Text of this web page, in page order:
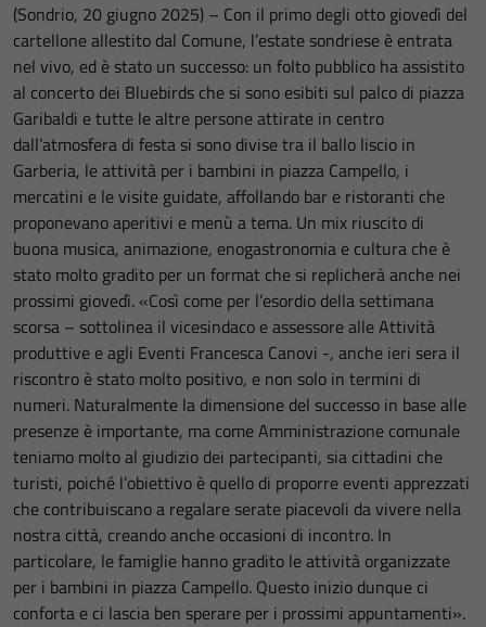
(Sondrio, 20 giugno 2025) – Con il primo degli otto giovedì del
cartellone allestito dal Comune, l’estate sondriese è entrata
nel vivo, ed è stato un successo: un folto pubblico ha assistito
al concerto dei Bluebirds che si sono esibiti sul palco di piazza
Garibaldi e tutte le altre persone attirate in centro
dall’atmosfera di festa si sono divise tra il ballo liscio in
Garberia, le attività per i bambini in piazza Campello, i
mercatini e le visite guidate, affollando bar e ristoranti che
proponevano aperitivi e menù a tema. Un mix riuscito di
buona musica, animazione, enogastronomia e cultura che è
stato molto gradito per un format che si replicherà anche nei
prossimi giovedì. «Così come per l’esordio della settimana
scorsa – sottolinea il vicesindaco e assessore alle Attività
produttive e agli Eventi Francesca Canovi -, anche ieri sera il
riscontro è stato molto positivo, e non solo in termini di
numeri. Naturalmente la dimensione del successo in base alle
presenze è importante, ma come Amministrazione comunale
teniamo molto al giudizio dei partecipanti, sia cittadini che
turisti, poiché l’obiettivo è quello di proporre eventi apprezzati
che contribuiscano a regalare serate piacevoli da vivere nella
nostra città, creando anche occasioni di incontro. In
particolare, le famiglie hanno gradito le attività organizzate
per i bambini in piazza Campello. Questo inizio dunque ci
conforta e ci lascia ben sperare per i prossimi appuntamenti».